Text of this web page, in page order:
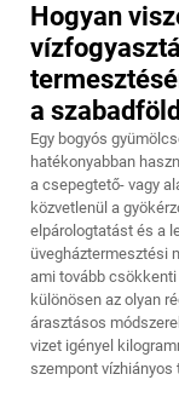
Hogyan
a
Egy bogyós
hatékonyabban
a csepegtető- vagy
közvetlenül a
elpárologtatást és a
üvegháztermesztési
ami tovább
különösen az olyan
árasztásos
vizet igényel
szempont vízhiányos